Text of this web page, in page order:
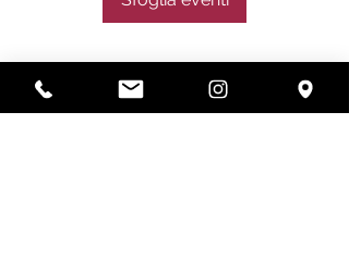
Subscribe